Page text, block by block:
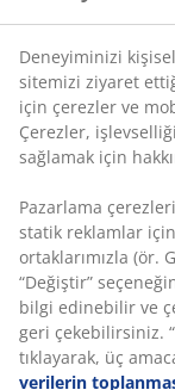
Çelik ve yapay
cm
SKU: 3726182
Özellikler
Deneyiminizi
ziyaret ettiğinizde
çerezler ve mobil
işlevselliği,
hakkınızda bilgi
Pazarlama
reklamlar için
(ör. Google, Meta ve
seçeneğinden